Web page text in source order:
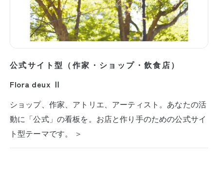
公式サイト型（作家・ショップ・飲食店）
Flora deux Ⅱ
ショップ、作家、アトリエ、アーティスト。あなたの活
動に「公式」の看板を。お店と作り手のための公式サイ
ト型テーマです。 ＞